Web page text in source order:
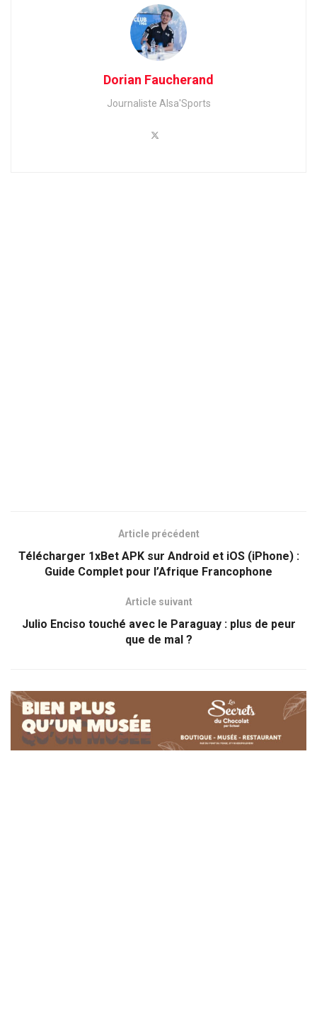
Dorian Faucherand
Journaliste Alsa'Sports
Article précédent
Télécharger 1xBet APK sur Android et iOS (iPhone) :
Guide Complet pour l’Afrique Francophone
Article suivant
Julio Enciso touché avec le Paraguay : plus de peur
que de mal ?